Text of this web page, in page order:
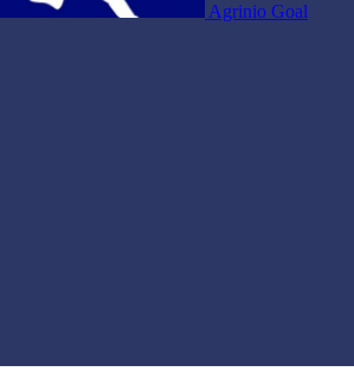
Agrinio Goal